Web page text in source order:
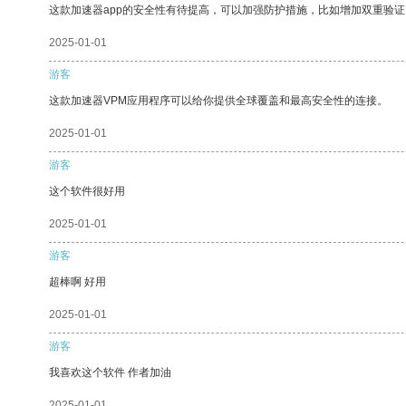
这款加速器app的安全性有待提高，可以加强防护措施，比如增加双重验
2025-01-01
游客
这款加速器VPM应用程序可以给你提供全球覆盖和最高安全性的连接。
2025-01-01
游客
这个软件很好用
2025-01-01
游客
超棒啊 好用
2025-01-01
游客
我喜欢这个软件 作者加油